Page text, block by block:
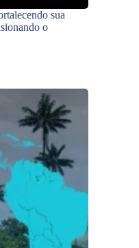
sua
o